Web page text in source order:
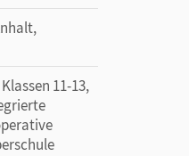
11-13,